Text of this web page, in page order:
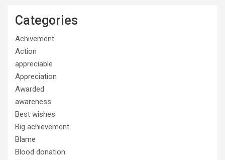
Categories
Achivement
Action
appreciable
Appreciation
Awarded
awareness
Best wishes
Big achievement
Blame
Blood donation